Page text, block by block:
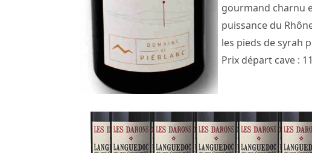
gourmand charnu
puissance du
les pieds de syrah
Prix départ cave :